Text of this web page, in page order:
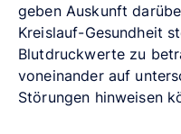
geben Auskunft
Kreislauf-Gesundheit
Blutdruckwerte zu
voneinander auf
Störungen hinweisen